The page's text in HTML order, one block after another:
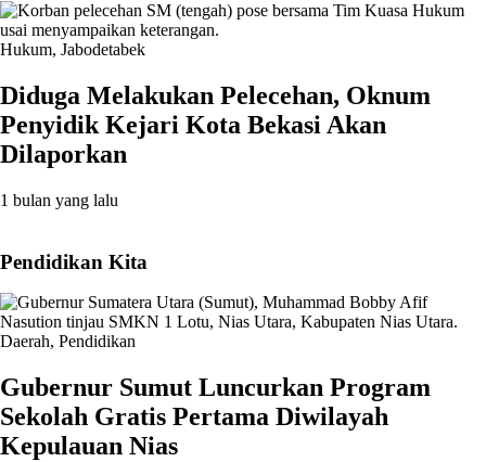
Hukum, Jabodetabek
Diduga Melakukan Pelecehan, Oknum
Penyidik Kejari Kota Bekasi Akan
Dilaporkan
1 bulan yang lalu
Pendidikan Kita
Daerah, Pendidikan
Gubernur Sumut Luncurkan Program
Sekolah Gratis Pertama Diwilayah
Kepulauan Nias